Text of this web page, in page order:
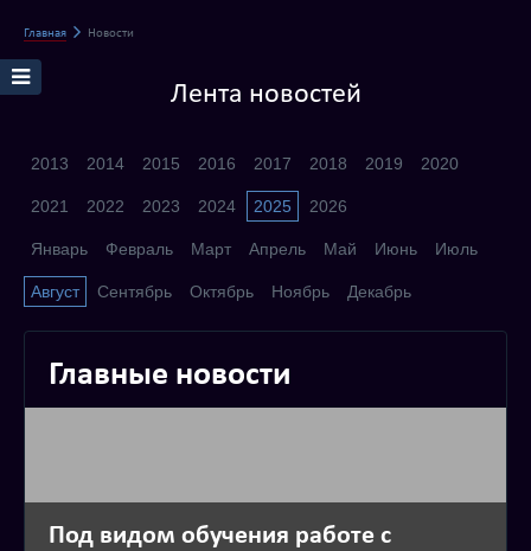
Главная Новости
Лента новостей
2013 2014 2015 2016 2017 2018 2019 2020
2021 2022 2023 2024 2025 2026
Январь Февраль Март Апрель Май Июнь Июль
Август Сентябрь Октябрь Ноябрь Декабрь
Главные новости
Под видом обучения работе с